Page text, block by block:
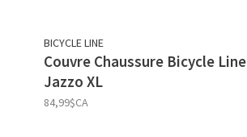
BICYCLE LINE
Couvre Chaussure Bicycle Line
Jazzo XL
84,99$CA